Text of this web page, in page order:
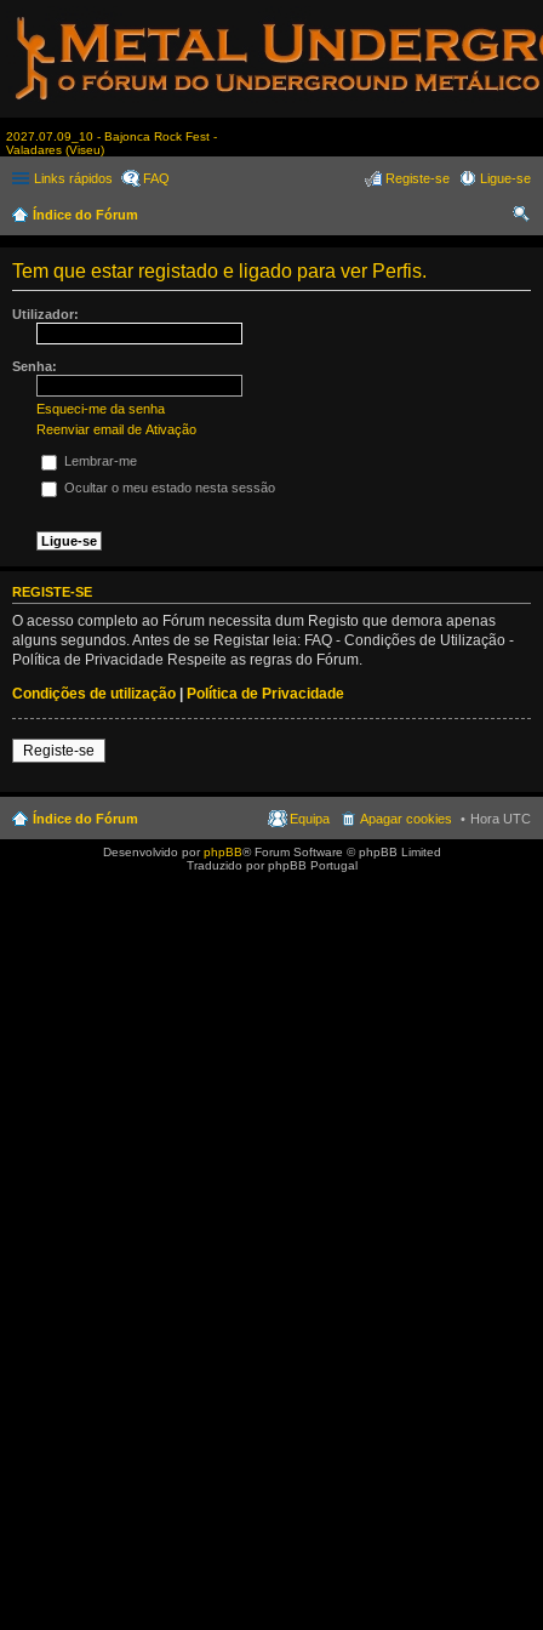
2027.07.09_10 - Bajonca Rock Fest -
Valadares (Viseu)
Links rápidos FAQ Ligue-se
Registe-se
Índice do Fórum
Tem que estar registado e ligado para ver Perfis.
Utilizador:
Senha:
Esqueci-me da senha
Reenviar email de Ativação
Lembrar-me
Ocultar o meu estado nesta sessão
REGISTE-SE
O acesso completo ao Fórum necessita dum Registo que demora apenas
alguns segundos. Antes de se Registar leia: FAQ - Condições de Utilização -
Política de Privacidade Respeite as regras do Fórum.
Condições de utilização | Política de Privacidade
Registe-se
Índice do Fórum Hora UTC
Apagar cookies
Equipa
Desenvolvido porphpBB® Forum Software © phpBB Limited
Traduzido por phpBB Portugal